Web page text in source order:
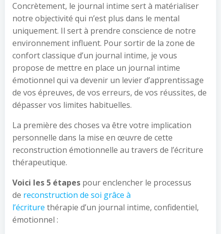
Concrètement, le journal intime sert à matérialiser
notre objectivité qui n’est plus dans le mental
uniquement. Il sert à prendre conscience de notre
environnement influent. Pour sortir de la zone de
confort classique d’un journal intime, je vous
propose de mettre en place un journal intime
émotionnel qui va devenir un levier d’apprentissage
de vos épreuves, de vos erreurs, de vos réussites, de
dépasser vos limites habituelles.
La première des choses va être votre implication
personnelle dans la mise en œuvre de cette
reconstruction émotionnelle au travers de l’écriture
thérapeutique.
Voici les 5 étapes pour enclencher le processus
de reconstruction de soi grâce à
l’écriture thérapie d’un journal intime, confidentiel,
émotionnel :